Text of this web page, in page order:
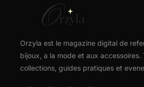
Orzyla est le magazine digital de
bijoux, a la mode et aux accessoires.
collections, guides pratiques et